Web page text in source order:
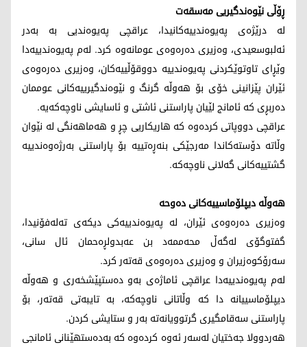
ڕۆڵی نێوەندگیریی مەسقەت
لە درێژەی پەیوەندییەکانیدا، عراقچی پەیوەندیی بە بەدر
ئەلبوسعیدی، وەزیری دەرەوەی عومانەوە کرد. لەم پەیوەندییەدا
وێڕای تاوتوێکردنی پەیوەندییە دووقۆڵییەکان، وەزیری دەرەوەی
ئێران پێزانینی خۆی بۆ هەوڵە گرنگ و نێوەندگیرییەکانی عوممان
دەربڕی کە ئامانج لێیان پاراستنی ئاشتی و ئاسایشی ناوچەکەیە.
عراقچی دووپاتی کردەوە کە هاریکاریی چڕ و هەماهەنگی لە نێوان
وڵاتە دۆستەکاندا مەرجێکی بنەڕەتییە بۆ پاراستنی بەرژەوەندییە
گشتییەکانی گەلانی ناوچەکە.
هەوڵە دیپلۆماسییەکانی دەوحە
وەزیری دەرەوەی ئێران، لە پەیوەندییەکی دیکەی تەلەفۆنیدا،
گفتوگۆی لەگەڵ محەممەد بن عەبدولڕەحمان ئال سانی،
سەرۆکوەزیران و وەزیری دەرەوەی قەتەر کرد.
لەم پەیوەندییەدا عراقچی ئاماژەی بەو دەستپێشخەری و هەوڵە
دیپلۆماسییانە دا کە وڵاتانی ناوچەکە، بە تایبەتی قەتەر، بۆ
پاراستنی سەقامگیری گرتوویانەتە بەر و ستایشی کردن.
هەردوولا جەختیان لەسەر ئەوە کردەوە کە بەدەستهێنانی ئامانجی